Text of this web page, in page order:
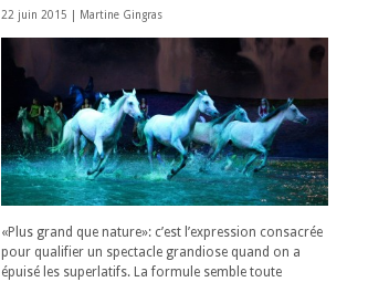
22 juin 2015 | Martine Gingras
«Plus grand que nature»: c’est l’expression consacrée
pour qualifier un spectacle grandiose quand on a
épuisé les superlatifs. La formule semble toute